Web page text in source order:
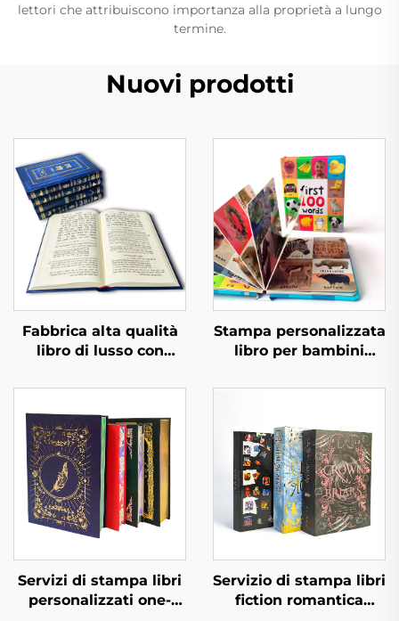
lettori che attribuiscono importanza alla proprietà a lungo
termine.
Nuovi prodotti
Fabbrica alta qualità
libro di lusso con
con stampa a foglia
d'oro e goffratura
servizio di stampa
libro copertina rigida
Stampa personalizzata
libro per bambini
parole educative libro
rigida
Servizi di stampa libri
personalizzati one-
Servizio di stampa libri
fiction romantica